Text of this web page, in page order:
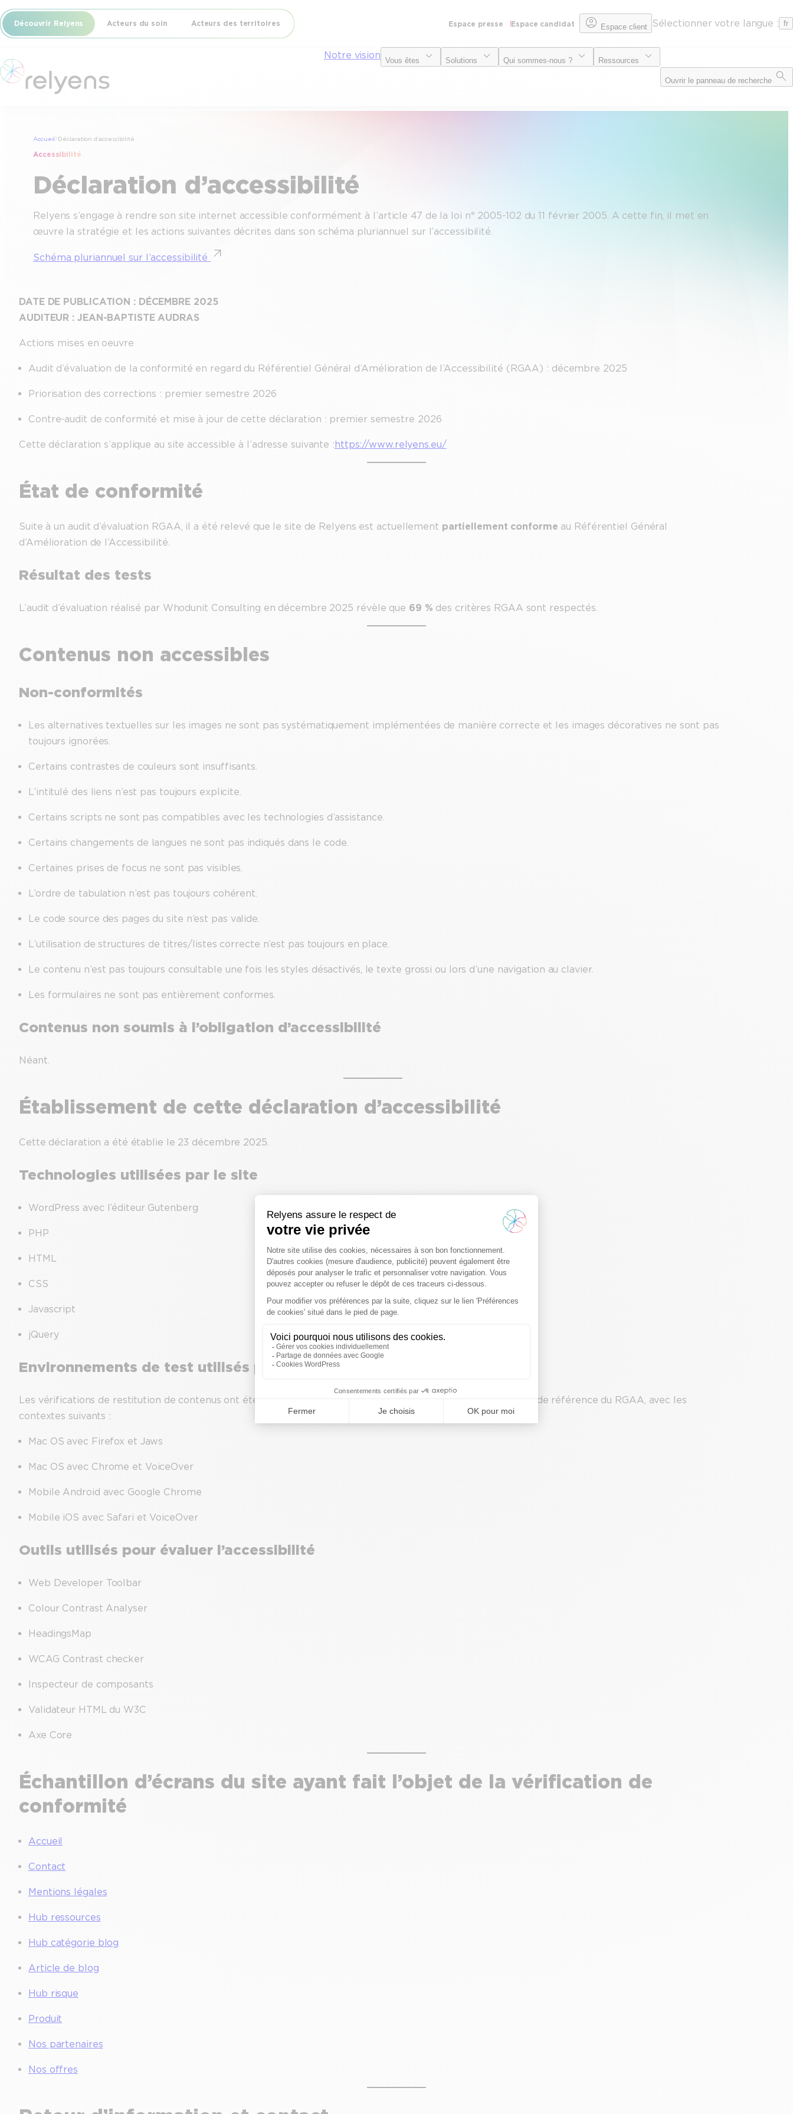
Aller
au
Découvrir Relyens Acteurs du soin Acteurs des territoires Espace presse Espace candidat Espace client Sélectionner votre langue : fr
Notre vision Vous êtes Solutions Qui sommes-nous ? Ressources
Ouvrir le panneau de recherche
Accueil Déclaration d’accessibilité
Accessibilité
Déclaration d’accessibilité
Relyens s’engage à rendre son site internet accessible conformément à l’article 47 de la loi n° 2005-102 du 11 février 2005. A cette fin, il met en
œuvre la stratégie et les actions suivantes décrites dans son schéma pluriannuel sur l’accessibilité .
Schéma pluriannuel sur l’accessibilité
DATE DE PUBLICATION : DÉCEMBRE 2025
AUDITEUR : JEAN-BAPTISTE AUDRAS
Actions mises en oeuvre
Audit d’évaluation de la conformité en regard du Référentiel Général d’Amélioration de l’Accessibilité (RGAA) : décembre 2025
Priorisation des corrections : premier semestre 2026
Contre-audit de conformité et mise à jour de cette déclaration : premier semestre 2026
Cette déclaration s’applique au site accessible à l’adresse suivante :https://www.relyens.eu/
État de conformité
Suite à un audit d’évaluation RGAA, il a été relevé que le site de Relyens est actuellement partiellement conforme au Référentiel Général
d’Amélioration de l’Accessibilité.
Résultat des tests
L’audit d’évaluation réalisé par Whodunit Consulting en décembre 2025 révèle que 69 % des critères RGAA sont respectés.
Contenus non accessibles
Non-conformités
Les alternatives textuelles sur les images ne sont pas systématiquement implémentées de manière correcte et les images décoratives ne sont pas
toujours ignorées.
Certains contrastes de couleurs sont insuffisants.
L’intitulé des liens n’est pas toujours explicite.
Certains scripts ne sont pas compatibles avec les technologies d’assistance.
Certains changements de langues ne sont pas indiqués dans le code.
Certaines prises de focus ne sont pas visibles.
L’ordre de tabulation n’est pas toujours cohérent.
Le code source des pages du site n’est pas valide.
L’utilisation de structures de titres/listes correcte n’est pas toujours en place.
Le contenu n’est pas toujours consultable une fois les styles désactivés, le texte grossi ou lors d’une navigation au clavier.
Les formulaires ne sont pas entièrement conformes.
Contenus non soumis à l’obligation d’accessibilité
Néant.
Établissement de cette déclaration d’accessibilité
Cette déclaration a été établie le 23 décembre 2025.
Technologies utilisées par le site
WordPress avec l’éditeur Gutenberg
PHP
HTML
CSS
Javascript
jQuery
Environnements de test utilisés pour l’audit
Les vérifications de restitution de contenus ont été réalisées sur la base de la combinaison fournie par la base de référence du RGAA, avec les
contextes suivants :
Mac OS avec Firefox et Jaws
Mac OS avec Chrome et VoiceOver
Mobile Android avec Google Chrome
Mobile iOS avec Safari et VoiceOver
Outils utilisés pour évaluer l’accessibilité
Web Developer Toolbar
Colour Contrast Analyser
HeadingsMap
WCAG Contrast checker
Inspecteur de composants
Validateur HTML du W3C
Axe Core
Échantillon d’écrans du site ayant fait l’objet de la vérification de
conformité
Accueil
Contact
Mentions légales
Hub ressources
Hub catégorie blog
Article de blog
Hub risque
Produit
Nos partenaires
Nos offres